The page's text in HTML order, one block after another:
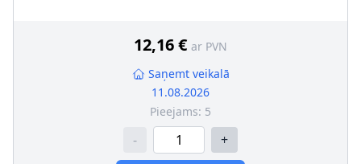
Rekomendējamo speciālo instrumentu artikula numurs
Nesatur SVHC vielas!
Blīvgredzena iekšējais diametrs:62
Blīvgredzena ārējais diametrs
71
12,16 € ar PVN
Saņemt veikalā
11.08.2026
Pieejams: 5
- +